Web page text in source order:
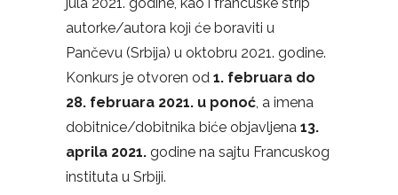
autorke/autora koji će boraviti u
Pančevu (Srbija) u oktobru 2021. godine.
Konkurs je otvoren od 1. februara do
28. februara 2021. u ponoć, a imena
dobitnice/dobitnika biće objavljena 13.
aprila 2021. godine na sajtu Francuskog
instituta u Srbiji.